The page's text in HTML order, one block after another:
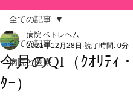
全ての記事
病院と医療
全ての記事
今月のQI（ｸｵﾘﾃｨ
ﾀｰ）
病院 ベトレヘム
2021年12月28日 読了時間: 0分